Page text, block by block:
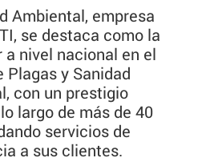
Ambiental, empresa
se destaca como la
a nivel nacional en el
Plagas y Sanidad
con un prestigio
largo de más de 40
servicios de
a sus clientes.